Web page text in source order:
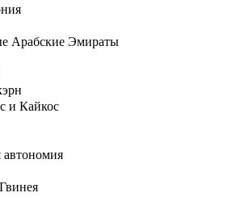
Арабские Эмираты
и Кайкос
автономия